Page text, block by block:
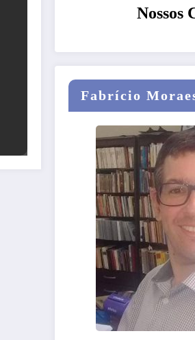
Nossos
Fabrício